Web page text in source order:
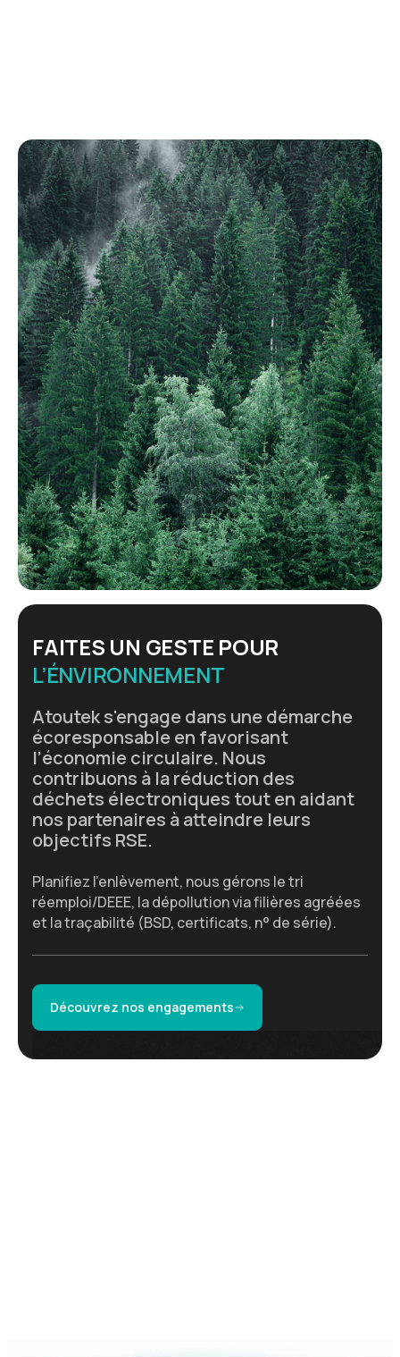
FAITES UN GESTE POUR
L’ÉNVIRONNEMENT
Atoutek s'engage dans une démarche
écoresponsable en favorisant
l’économie circulaire. Nous
contribuons à la réduction des
déchets électroniques tout en aidant
nos partenaires à atteindre leurs
objectifs RSE.
Planifiez l’enlèvement, nous gérons le tri
réemploi/DEEE, la dépollution via filières agréées
et la traçabilité (BSD, certificats, n° de série).
Découvrez nos engagements